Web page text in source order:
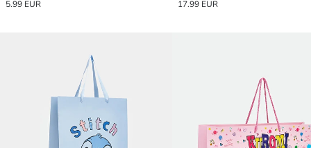
5.99 EUR 17.99 EUR